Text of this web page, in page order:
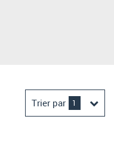
Trier par 1